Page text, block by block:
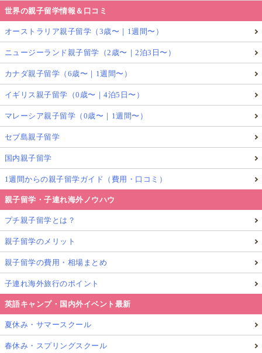
世界の親子留学情報＆口コミ
オーストラリア親子留学（3歳〜｜1週間〜）
ニュージーランド親子留学（2歳〜｜2泊3日〜）
カナダ親子留学（6歳〜｜1週間〜）
イギリス親子留学（0歳〜｜4泊5日〜）
マレーシア親子留学（0歳〜｜1週間〜）
セブ島親子留学
国内親子留学
1週間からの親子留学ガイド（費用・口コミ）
親子留学・子連れ海外ノウハウ
プチ親子留学とは？
親子留学のメリット
親子留学の費用・相場まとめ
子連れ海外旅行のポイント
英語キャンプ・国内外イベント最新
夏休み・サマースクール
春休み・スプリングスクール